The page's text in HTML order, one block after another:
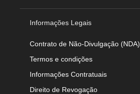
Informações Legais
Contrato de Não-Divulgação (NDA)
Termos e condições
Informações Contratuais
Direito de Revogação